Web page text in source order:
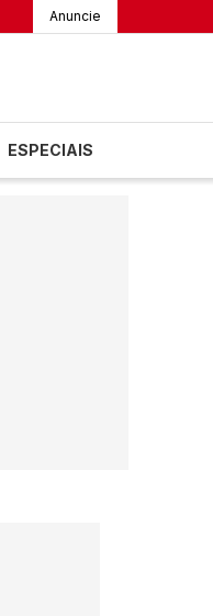
Anuncie
ESPECIAIS